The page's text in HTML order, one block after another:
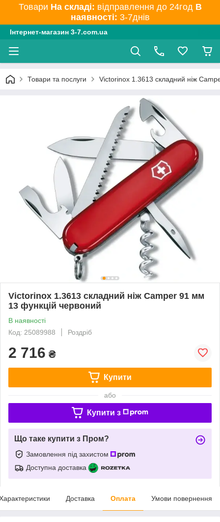
Товари На складі: відправлення до 24год В
наявності: 3-7днів
Інтернет-магазин 3-7.com.ua
Товари та послуги Victorinox 1.3613 складний ніж
Victorinox 1.3613 складний ніж Camper 91 мм
13 функцій червоний
В наявності
Код: 25089988
Роздріб
2 716 ₴
Купити
або
Купити з
Що таке купити з Пром?
Замовлення під захистом
Доступна доставка
Доставка Оплата Умови повернення